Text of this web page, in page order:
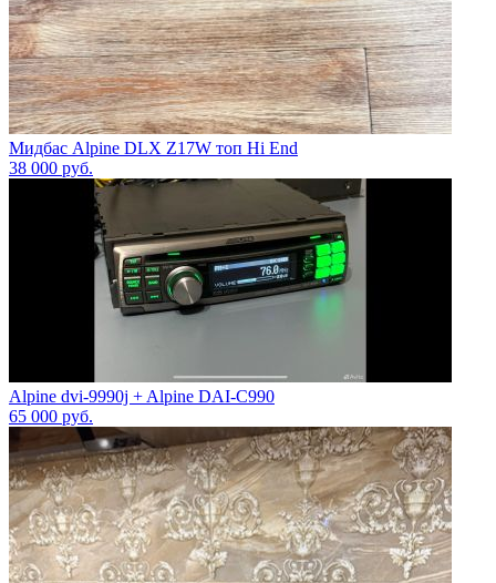
Мидбас Alpine DLX Z17W топ Hi End
38 000 руб.
Alpine dvi-9990j + Alpine DAI-C990
65 000 руб.